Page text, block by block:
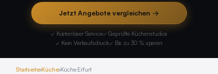
Jetzt Angebote vergleichen →
✓ Kostenloser Service✓ Geprüfte Küchenstudios
✓ Kein Verkaufsdruck✓ Bis zu 30 % sparen
Startseite›Küche›Küche Erfurt